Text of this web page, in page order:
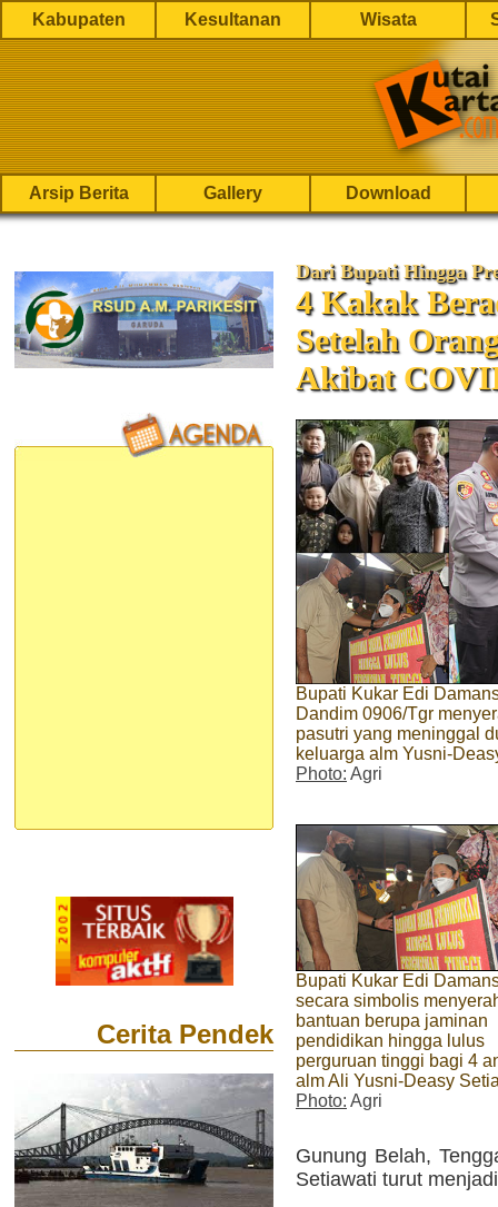
Kabupaten Kesultanan Wisata
Arsip Berita Gallery Download
Cerita Pendek
Dari Bupati Hingga
4 Kakak
Setelah
Akibat
Bupati Kukar Edi
Dandim 0906/Tgr
pasutri yang meninggal
keluarga alm Yusni-
Photo: Agri
Bupati Kukar Edi
secara simbolis
bantuan berupa jaminan
pendidikan hingga lulus
perguruan tinggi bagi 4
alm Ali Yusni-Deasy
Photo: Agri
Gunung Belah,
Setiawati turut